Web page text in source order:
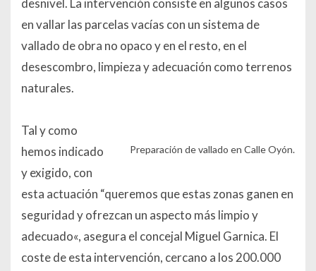
en vallar las parcelas vacías con un sistema de
vallado de obra no opaco y en el resto, en el
desescombro, limpieza y adecuación como terrenos
naturales.
Preparación de vallado en Calle Oyón.
Tal y como
hemos indicado
y exigido, con
esta actuación “queremos que estas zonas ganen en
seguridad y ofrezcan un aspecto más limpio y
adecuado«, asegura el concejal Miguel Garnica. El
coste de esta intervención, cercano a los 200.000